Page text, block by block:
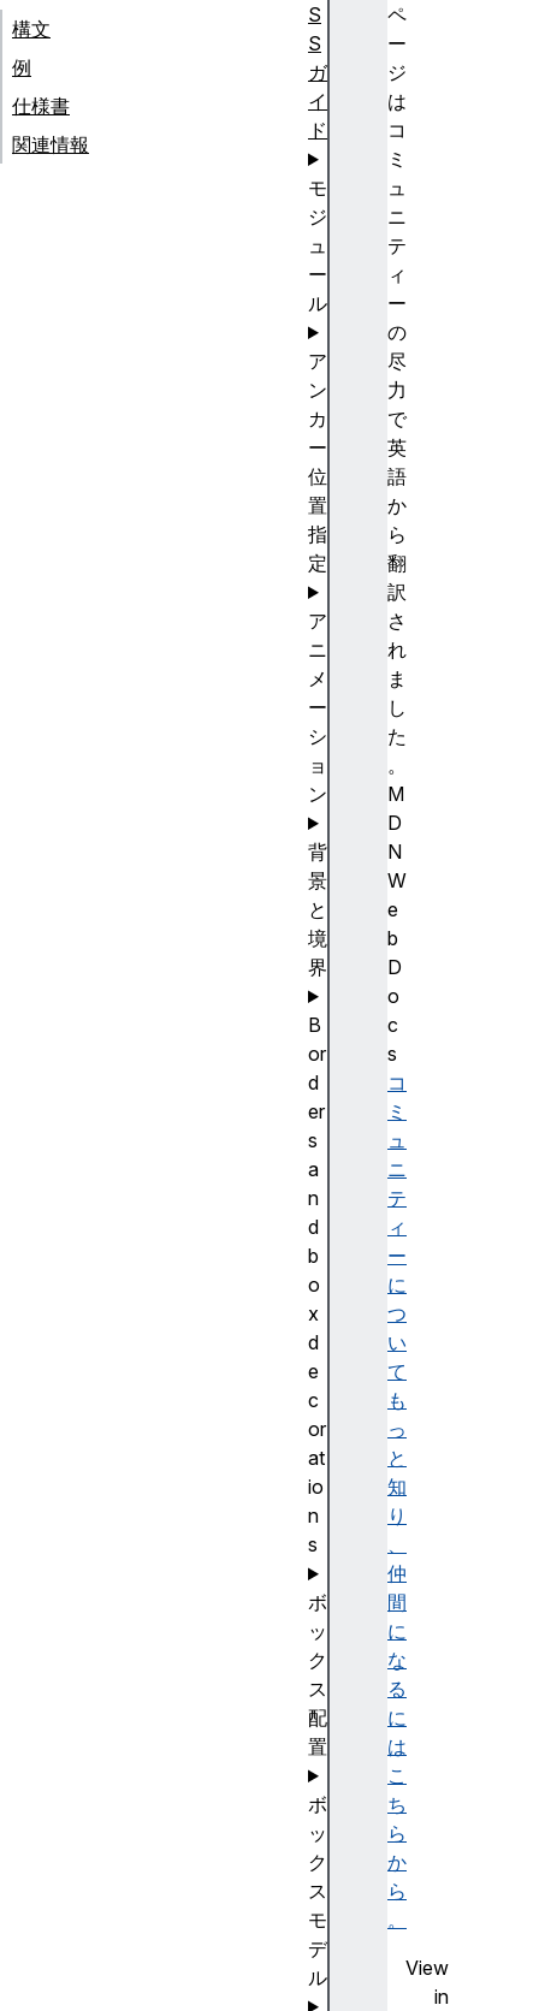
ペ
ー
ジ
は
コ
ミ
ュ
ニ
テ
ィ
ー
の
尽
力
で
英
語
か
ら
翻
訳
さ
れ
ま
し
た
。
M
D
N
W
e
b
D
o
c
s
コ
ミ
ュ
ニ
テ
ィ
ー
に
つ
い
て
も
っ
と
知
り
、
仲
間
に
な
る
に
は
こ
ち
ら
か
ら
。
View
in
構文
例
仕様書
関連情報
S
S
ガ
イ
ド
モ
ジ
ュ
ー
ル
ア
ン
カ
ー
位
置
指
定
ア
ニ
メ
ー
シ
ョ
ン
背
景
と
境
界
B
or
d
er
s
a
n
d
b
o
x
d
e
c
or
at
io
n
s
ボ
ッ
ク
ス
配
置
ボ
ッ
ク
ス
モ
デ
ル